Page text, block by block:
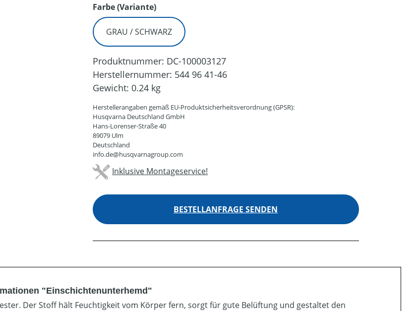
Farbe (Variante)auswählen
GRAU / SCHWARZ
Produktnummer: DC-100003127
Herstellernummer: 544 96 41-46
Gewicht: 0.24 kg
Herstellerangaben gemäß EU-Produktsicherheitsverordnung (GPSR):
Husqvarna Deutschland GmbH
Hans-Lorenser-Straße 40
89079 Ulm
Deutschland
info.de@husqvarnagroup.com
Inklusive Montageservice!
BESTELLANFRAGE SENDEN
"Einschichtenunterhemd"
Der Stoff hält Feuchtigkeit vom Körper fern, sorgt für gute Belüftung und gestaltet den